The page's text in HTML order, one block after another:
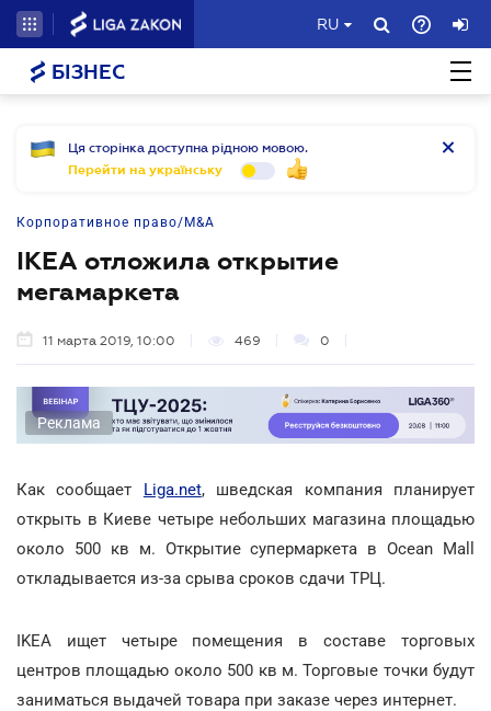
RU
БІЗНЕС
Ця сторінка доступна рідною мовою.
Перейти на українську
Корпоративное право/M&A
IKEA отложила открытие
мегамаркета
11 марта 2019, 10:00 469 0
Реклама
Как сообщает Liga.net, шведская компания планирует
открыть в Киеве четыре небольших магазина площадью
около 500 кв м. Открытие супермаркета в Ocean Mall
откладывается из-за срыва сроков сдачи ТРЦ.
IKEA ищет четыре помещения в составе торговых
центров площадью около 500 кв м. Торговые точки будут
заниматься выдачей товара при заказе через интернет.